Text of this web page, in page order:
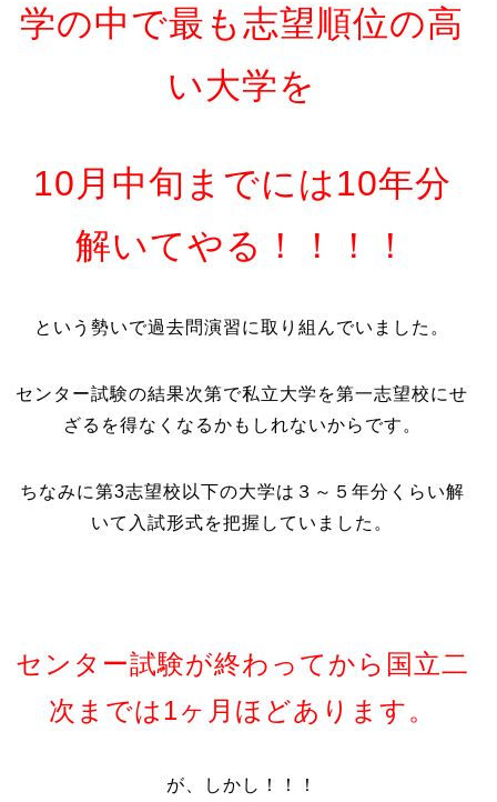
学の中で最も志望順位の高
い大学を
10月中旬までには10年分
解いてやる！！！！
という勢いで過去問演習に取り組んでいました。
センター試験の結果次第で私立大学を第一志望校にせ
ざるを得なくなるかもしれないからです。
ちなみに第3志望校以下の大学は３～５年分くらい解
いて入試形式を把握していました。
センター試験が終わってから国立二
次までは1ヶ月ほどあります。
が、しかし！！！